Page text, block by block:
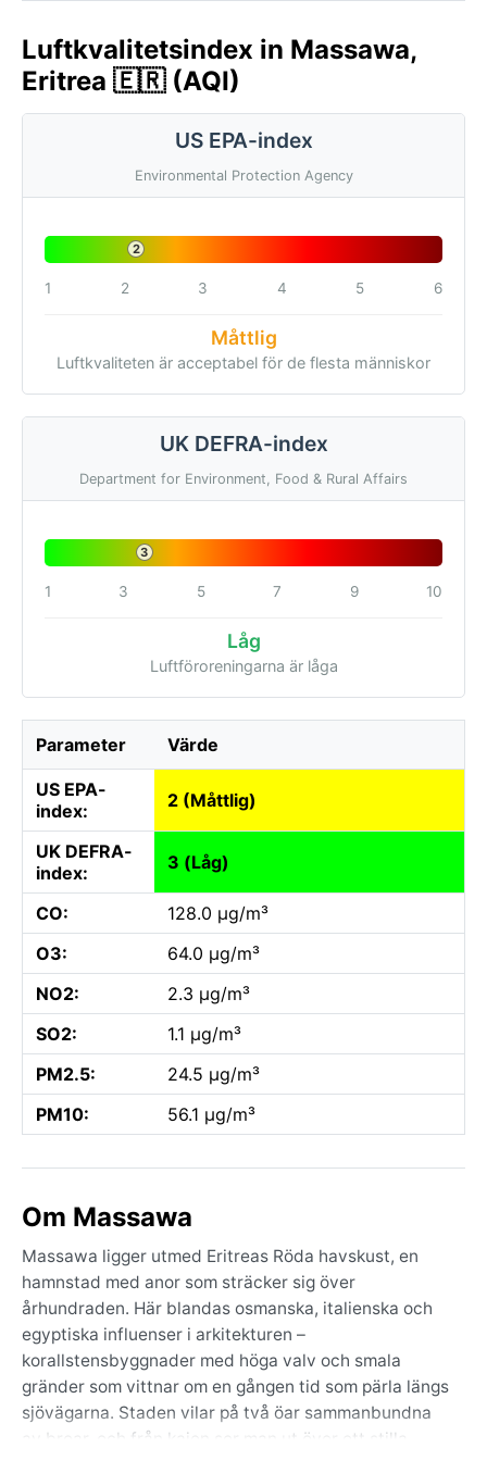
Luftkvalitetsindex in Massawa,
Eritrea 🇪🇷 (AQI)
US EPA-index
Environmental Protection Agency
2
1 2 3 4 5 6
Måttlig
Luftkvaliteten är acceptabel för de flesta människor
UK DEFRA-index
Department for Environment, Food & Rural Affairs
3
1 3 5 7 9 10
Låg
Luftföroreningarna är låga
Parameter Värde
US EPA-
index:
2 (Måttlig)
UK DEFRA-
index:
3 (Låg)
CO:
128.0 µg/m³
O3:
64.0 µg/m³
NO2:
2.3 µg/m³
SO2:
1.1 µg/m³
PM2.5:
24.5 µg/m³
PM10:
56.1 µg/m³
Om Massawa
Massawa ligger utmed Eritreas Röda havskust, en
hamnstad med anor som sträcker sig över
århundraden. Här blandas osmanska, italienska och
egyptiska influenser i arkitekturen –
korallstensbyggnader med höga valv och smala
gränder som vittnar om en gången tid som pärla längs
sjövägarna. Staden vilar på två öar sammanbundna
av broar, och från kajen ser man ut över ett stilla,